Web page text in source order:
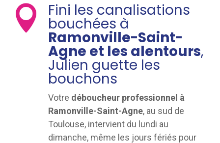
 Fini les canalisations
bouchées à
Ramonville-Saint-
Agne et les alentours,
Julien guette les
bouchons
Votre déboucheur professionnel à
Ramonville-Saint-Agne, au sud de
Toulouse, intervient du lundi au
dimanche, même les jours fériés pour